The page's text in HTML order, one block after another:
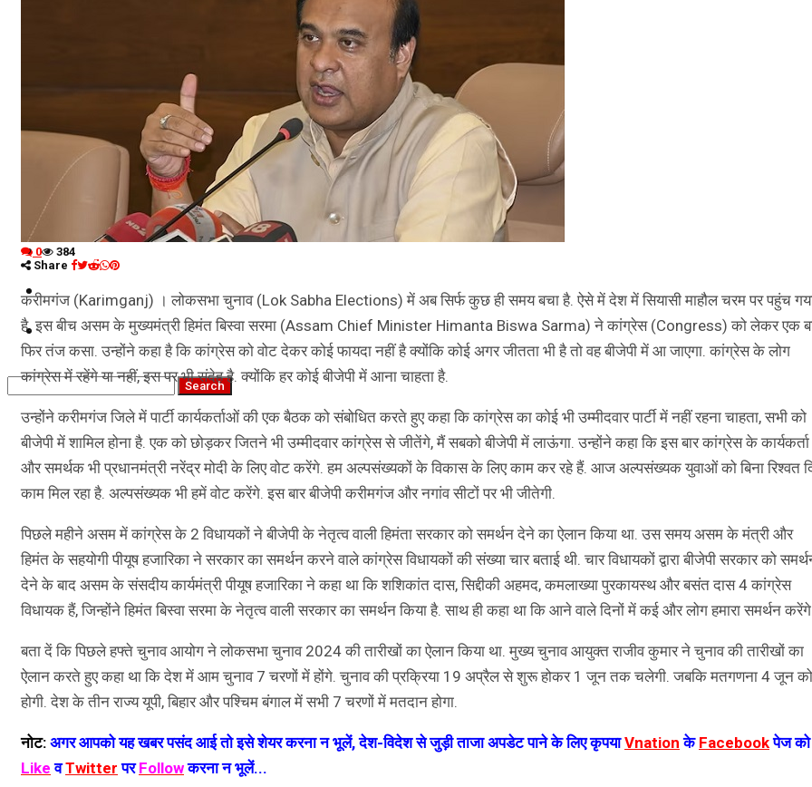
जीवन शैली
कृषि
धर्म
विज्ञान तकनीकी
0
384
Share
करीमगंज (Karimganj) । लोकसभा चुनाव (Lok Sabha Elections) में अब सिर्फ कुछ ही समय बचा है. ऐसे में देश में सियासी माहौल चरम पर पहुंच
है. इस बीच असम के मुख्यमंत्री हिमंत बिस्वा सरमा (Assam Chief Minister Himanta Biswa Sarma) ने कांग्रेस (Congress) को लेकर एक
फिर तंज कसा. उन्होंने कहा है कि कांग्रेस को वोट देकर कोई फायदा नहीं है क्योंकि कोई अगर जीतता भी है तो वह बीजेपी में आ जाएगा. कांग्रेस के लोग
कांग्रेस में रहेंगे या नहीं, इस पर भी संदेह है. क्योंकि हर कोई बीजेपी में आना चाहता है.
उन्होंने करीमगंज जिले में पार्टी कार्यकर्ताओं की एक बैठक को संबोधित करते हुए कहा कि कांग्रेस का कोई भी उम्मीदवार पार्टी में नहीं रहना चाहता, सभी को
बीजेपी में शामिल होना है. एक को छोड़कर जितने भी उम्मीदवार कांग्रेस से जीतेंगे, मैं सबको बीजेपी में लाऊंगा. उन्होंने कहा कि इस बार कांग्रेस के कार्यकर्ता
और समर्थक भी प्रधानमंत्री नरेंद्र मोदी के लिए वोट करेंगे. हम अल्पसंख्यकों के विकास के लिए काम कर रहे हैं. आज अल्पसंख्यक युवाओं को बिना रिश्वत
काम मिल रहा है. अल्पसंख्यक भी हमें वोट करेंगे. इस बार बीजेपी करीमगंज और नगांव सीटों पर भी जीतेगी.
पिछले महीने असम में कांग्रेस के 2 विधायकों ने बीजेपी के नेतृत्व वाली हिमंता सरकार को समर्थन देने का ऐलान किया था. उस समय असम के मंत्री और
हिमंत के सहयोगी पीयूष हजारिका ने सरकार का समर्थन करने वाले कांग्रेस विधायकों की संख्या चार बताई थी. चार विधायकों द्वारा बीजेपी सरकार को
देने के बाद असम के संसदीय कार्यमंत्री पीयूष हजारिका ने कहा था कि शशिकांत दास, सिद्दीकी अहमद, कमलाख्या पुरकायस्थ और बसंत दास 4 कांग्रेस
विधायक हैं, जिन्होंने हिमंत बिस्वा सरमा के नेतृत्व वाली सरकार का समर्थन किया है. साथ ही कहा था कि आने वाले दिनों में कई और लोग हमारा समर्थन करेंगे.
बता दें कि पिछले हफ्ते चुनाव आयोग ने लोकसभा चुनाव 2024 की तारीखों का ऐलान किया था. मुख्य चुनाव आयुक्त राजीव कुमार ने चुनाव की तारीखों का
ऐलान करते हुए कहा था कि देश में आम चुनाव 7 चरणों में होंगे. चुनाव की प्रक्रिया 19 अप्रैल से शुरू होकर 1 जून तक चलेगी. जबकि मतगणना 4 जून को
होगी. देश के तीन राज्य यूपी, बिहार और पश्चिम बंगाल में सभी 7 चरणों में मतदान होगा.
नोट: अगर आपको यह खबर पसंद आई तो इसे शेयर करना न भूलें, देश-विदेश से जुड़ी ताजा अपडेट पाने के लिए कृपयाVnation के Facebookपेज को
Like वTwitter परFollowकरना न भूलें...